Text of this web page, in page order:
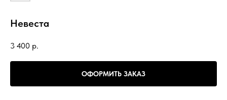
Невеста
3 400 р.
ОФОРМИТЬ ЗАКАЗ